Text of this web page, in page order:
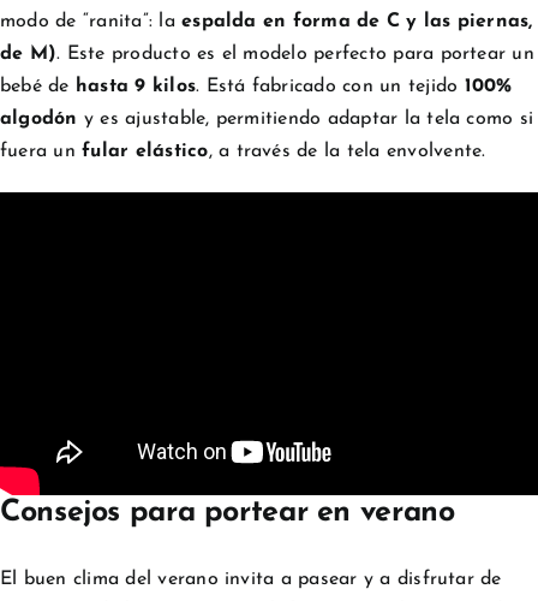
modo de “ranita”: laespalda en forma de C y las piernas,
de M). Este producto es el modelo perfecto para portear un
bebé de hasta 9 kilos. Está fabricado con un tejido 100%
algodón y es ajustable, permitiendo adaptar la tela como si
fuera unfular elástico, a través de la tela envolvente.
Consejos para portear en verano
El buen clima del verano invita a pasear y a disfrutar de